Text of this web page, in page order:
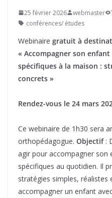
25 février 2026 webmaster
conférences/ études
Webinaire gratuit à
« Accompagner son enfant
spécifiques à la maison :
concrets »
Rendez-vous le 24 mars
Ce webinaire de 1h30 sera
orthopédagogue. Objectif :
agir pour accompagner son
spécifiques au quotidien. Il
stratégies simples, réalistes
accompagner un enfant